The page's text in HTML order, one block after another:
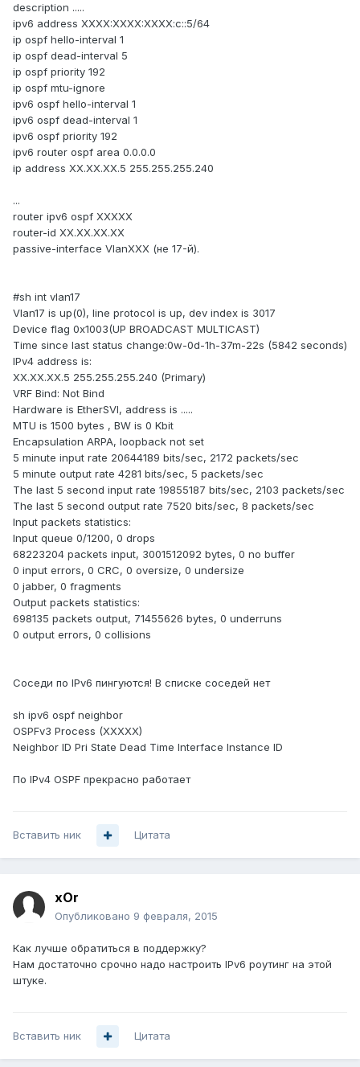
description .....
ipv6 address XXXX:XXXX:XXXX:c::5/64
ip ospf hello-interval 1
ip ospf dead-interval 5
ip ospf priority 192
ip ospf mtu-ignore
ipv6 ospf hello-interval 1
ipv6 ospf dead-interval 1
ipv6 ospf priority 192
ipv6 router ospf area 0.0.0.0
ip address XX.XX.XX.5 255.255.255.240
...
router ipv6 ospf XXXXX
router-id XX.XX.XX.XX
passive-interface VlanXXX (не 17-й).
#sh int vlan17
Vlan17 is up(0), line protocol is up, dev index is 3017
Device flag 0x1003(UP BROADCAST MULTICAST)
Time since last status change:0w-0d-1h-37m-22s (5842 seconds)
IPv4 address is:
XX.XX.XX.5 255.255.255.240 (Primary)
VRF Bind: Not Bind
Hardware is EtherSVI, address is .....
MTU is 1500 bytes , BW is 0 Kbit
Encapsulation ARPA, loopback not set
5 minute input rate 20644189 bits/sec, 2172 packets/sec
5 minute output rate 4281 bits/sec, 5 packets/sec
The last 5 second input rate 19855187 bits/sec, 2103 packets/sec
The last 5 second output rate 7520 bits/sec, 8 packets/sec
Input packets statistics:
Input queue 0/1200, 0 drops
68223204 packets input, 3001512092 bytes, 0 no buffer
0 input errors, 0 CRC, 0 oversize, 0 undersize
0 jabber, 0 fragments
Output packets statistics:
698135 packets output, 71455626 bytes, 0 underruns
0 output errors, 0 collisions
Соседи по IPv6 пингуются! В списке соседей нет
sh ipv6 ospf neighbor
OSPFv3 Process (XXXXX)
Neighbor ID Pri State Dead Time Interface Instance ID
По IPv4 OSPF прекрасно работает
Вставить ник Цитата
xOr
Опубликовано 9 февраля, 2015
Как лучше обратиться в поддержку?
Нам достаточно срочно надо настроить IPv6 роутинг на этой
штуке.
Вставить ник Цитата